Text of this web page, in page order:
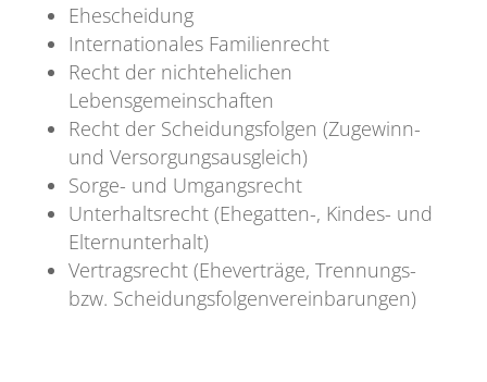
Ehescheidung
Internationales Familienrecht
Recht der nichtehelichen
Lebensgemeinschaften
Recht der Scheidungsfolgen (Zugewinn-
und Versorgungsausgleich)
Sorge- und Umgangsrecht
Unterhaltsrecht (Ehegatten-, Kindes- und
Elternunterhalt)
Vertragsrecht (Eheverträge, Trennungs-
bzw. Scheidungsfolgenvereinbarungen)